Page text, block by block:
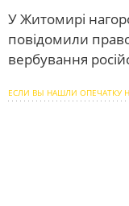
У Житомирі
повідомили
вербування
ЕСЛИ ВЫ НАШЛИ ОПЕЧАТКУ